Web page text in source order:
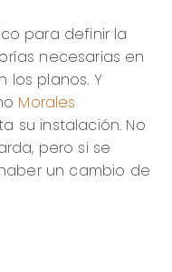
para definir la
necesarias en
los planos. Y
Morales
su instalación. No
pero si se
un cambio de